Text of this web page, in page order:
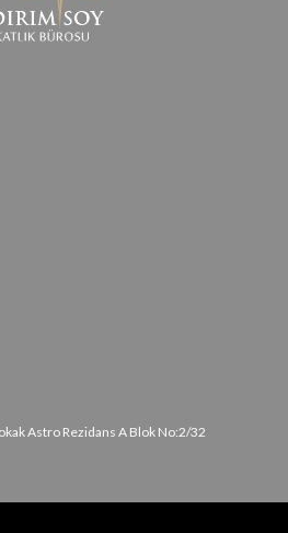
Astro Rezidans A Blok No:2/32